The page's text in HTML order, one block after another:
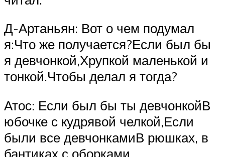
Д-Артаньян: Вот о чем подумал
я:Что же получается?Если был бы
я девчонкой,Хрупкой маленькой и
тонкой.Чтобы делал я тогда?
Атос: Если был бы ты девчонкойВ
юбочке с кудрявой челкой,Если
были все девчонкамиВ рюшках, в
бантиках с оборками.